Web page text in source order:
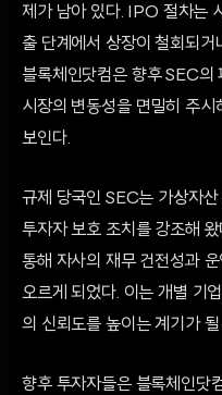
제가 남아 있다. IPO 절차는
출 단계에서 상장이 철회되거
블록체인닷컴은 향후 SEC의
시장의 변동성을 면밀히 주
보인다.
규제 당국인 SEC는 가상자
투자자 보호 조치를 강조해
통해 자사의 재무 건전성과
오르게 되었다. 이는 개별 기
의 신뢰도를 높이는 계기가 될
향후 투자자들은 블록체인닷